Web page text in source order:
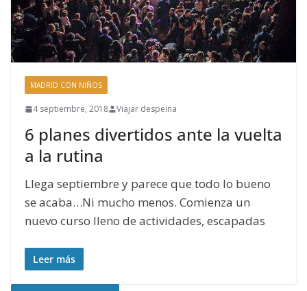
MADRID CON NIÑOS
4 septiembre, 2018 Viajar despeina
6 planes divertidos ante la vuelta
a la rutina
Llega septiembre y parece que todo lo bueno
se acaba…Ni mucho menos. Comienza un
nuevo curso lleno de actividades, escapadas
Leer más